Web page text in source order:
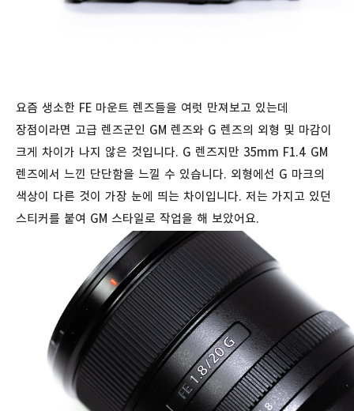
요즘 생소한 FE 마운트 렌즈들을 여럿 만져보고 있는데
장점이라면 고급 렌즈군인 GM 렌즈와 G 렌즈의 외형 및 마감이
크게 차이가 나지 않은 것입니다. G 렌즈지만 35mm F1.4 GM
렌즈에서 느낀 단단함을 느낄 수 있습니다. 외형에선 G 마크의
색상이 다른 것이 가장 눈에 띄는 차이입니다. 저는 가지고 있던
스티커를 붙여 GM 스타일로 작업을 해 보았어요.